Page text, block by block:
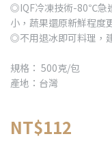
◎IQF冷凍技術-80℃急
小，蔬果還原新鮮程度
◎不用退冰即可料理，
規格： 500克/包
產地：台灣
NT$112